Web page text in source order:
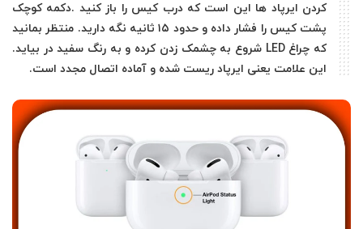
کردن ایرپاد ها این است که درب کیس را باز کنید .دکمه کوچک
پشت کیس را فشار داده و حدود ۱۵ ثانیه نگه دارید. منتظر بمانید
که چراغ LED شروع به چشمک زدن کرده و به رنگ سفید در بیاید.
این علامت یعنی ایرپاد ریست شده و آماده اتصال مجدد است.